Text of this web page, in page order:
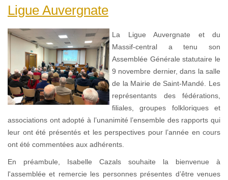
Ligue Auvergnate
La Ligue Auvergnate et du
Massif-central a tenu son
Assemblée Générale statutaire le
9 novembre dernier, dans la salle
de la Mairie de Saint-Mandé. Les
représentants des fédérations,
filiales, groupes folkloriques et
associations ont adopté à l’unanimité l’ensemble des rapports qui
leur ont été présentés et les perspectives pour l’année en cours
ont été commentées aux adhérents.
En préambule, Isabelle Cazals souhaite la bienvenue à
l'assemblée et remercie les personnes présentes d’être venues